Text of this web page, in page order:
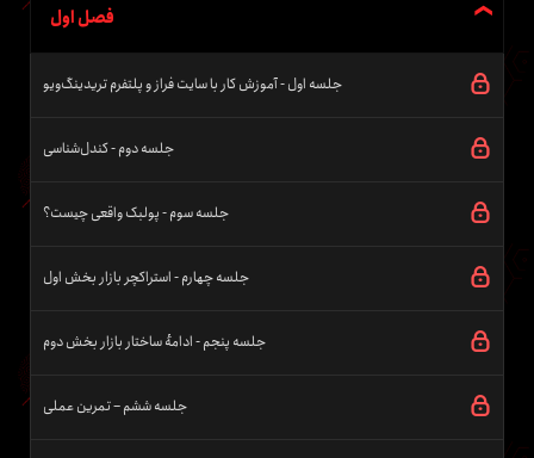
فصل اول
جلسه اول - آموزش کار با سایت فراز و پلتفرم تریدینگ‌ویو
جلسه دوم - کندل‌شناسی
جلسه سوم - پولبک واقعی چیست؟
جلسه چهارم - استراکچر بازار بخش اول
جلسه پنجم - ادامهٔ ساختار بازار بخش دوم
جلسه ششم – تمرین عملی